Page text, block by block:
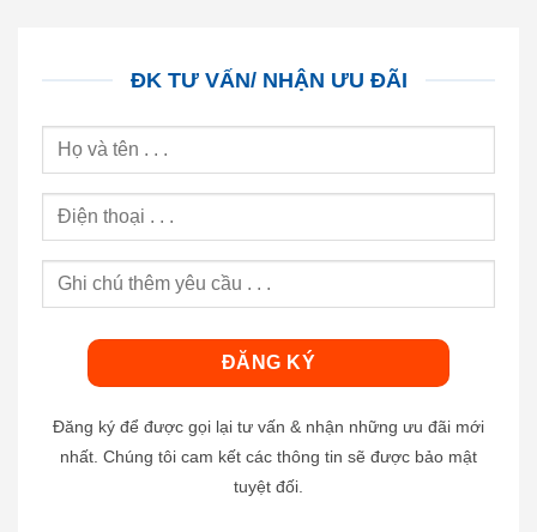
ĐK TƯ VẤN/ NHẬN ƯU ĐÃI
Đăng ký để được gọi lại tư vấn & nhận những ưu đãi mới
nhất. Chúng tôi cam kết các thông tin sẽ được bảo mật
tuyệt đối.